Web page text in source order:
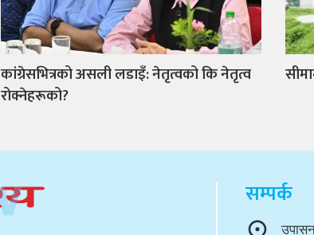
कांग्रेसभित्रको असली लडाइँ: नेतृत्वको कि नेतृत्व
रोक्नेहरूको?
सम्पर्क